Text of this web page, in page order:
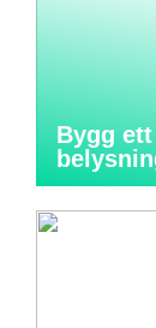
Bygg